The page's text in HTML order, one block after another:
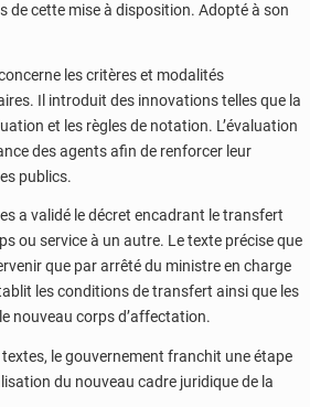
de cette mise à disposition. Adopté à son
les critères et modalités
Il introduit des innovations telles que la
et les règles de notation. L’évaluation
des agents afin de renforcer leur
publics.
a validé le décret encadrant le transfert
ou service à un autre. Le texte précise que
que par arrêté du ministre en charge
les conditions de transfert ainsi que les
nouveau corps d’affectation.
textes, le gouvernement franchit une étape
du nouveau cadre juridique de la